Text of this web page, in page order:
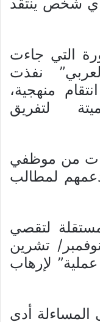
التي جاءت
نفذت
منهجية،
لتفريق
من موظفي
لمطالب
لتقصي
تشرين
خطة عملية” لإرهاب
المساءلة أدى